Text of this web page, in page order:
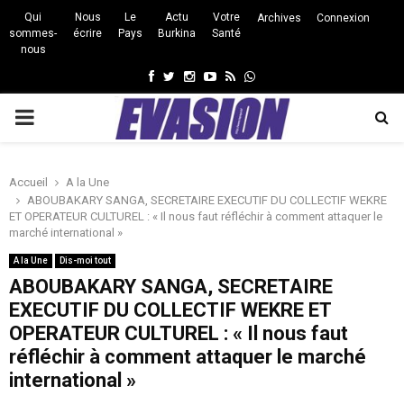
Qui
sommes-
nous
Nous
écrire
Le
Pays
Actu
Burkina
Votre
Santé
Archives Connexion
Facebook
Twitter
Instagram
Youtube
RssWhatsapp
PRIMARY
Accueil
A la Une
ABOUBAKARY SANGA, SECRETAIRE EXECUTIF DU COLLECTIF WEKRE
ET OPERATEUR CULTUREL : « Il nous faut réfléchir à comment attaquer le
marché international »
A la Une Dis-moi tout
ABOUBAKARY SANGA, SECRETAIRE
EXECUTIF DU COLLECTIF WEKRE ET
OPERATEUR CULTUREL : « Il nous faut
réfléchir à comment attaquer le marché
international »